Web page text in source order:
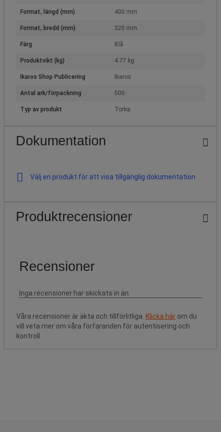
Format, längd (mm) 400 mm
Format, bredd (mm) 320 mm
Färg Blå
Produktvikt (kg) 4.77 kg
Ikaros Shop Publicering Ikaros
Antal ark/förpackning 500
Typ av produkt Torka
Dokumentation
Välj en produkt för att visa tillgänglig dokumentation
Produktrecensioner
Våra recensioner är äkta och tillförlitliga. Klicka här om du
vill veta mer om våra förfaranden för autentisering och
kontroll.